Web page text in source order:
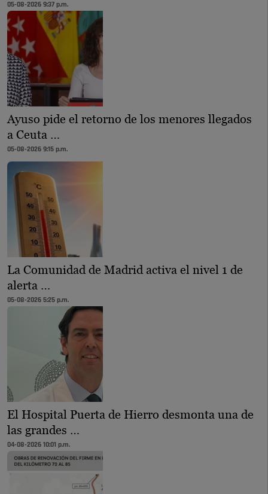
05-08-2026 9:37 p.m.
Ayuso pide el retorno de los menores llegados
a Ceuta …
05-08-2026 9:15 p.m.
La Comunidad de Madrid activa el nivel 1 de
alerta …
05-08-2026 5:25 p.m.
El Hospital Puerta de Hierro desmonta una de
las grandes …
04-08-2026 10:01 p.m.